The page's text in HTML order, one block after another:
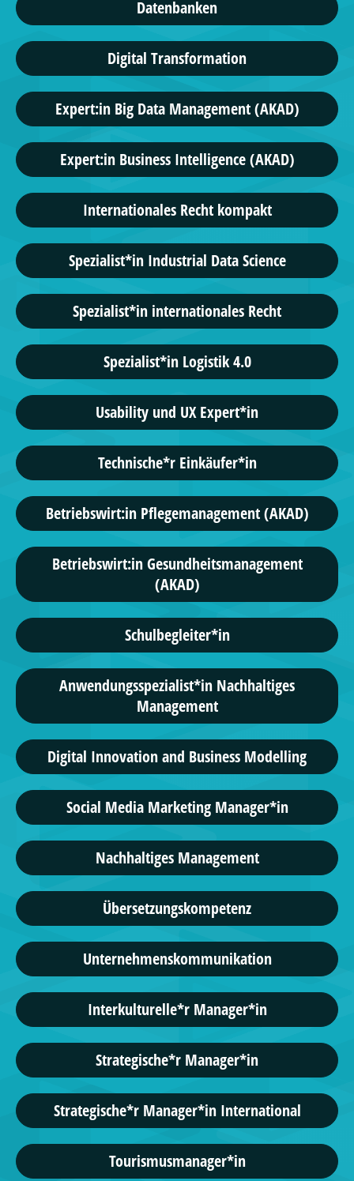
Datenbanken
Digital Transformation
Expert:in Big Data Management (AKAD)
Expert:in Business Intelligence (AKAD)
Internationales Recht kompakt
Spezialist*in Industrial Data Science
Spezialist*in internationales Recht
Spezialist*in Logistik 4.0
Usability und UX Expert*in
Technische*r Einkäufer*in
Betriebswirt:in Pflegemanagement (AKAD)
Betriebswirt:in Gesundheitsmanagement
(AKAD)
Schulbegleiter*in
Anwendungsspezialist*in Nachhaltiges
Management
Digital Innovation and Business Modelling
Social Media Marketing Manager*in
Nachhaltiges Management
Übersetzungskompetenz
Unternehmenskommunikation
Interkulturelle*r Manager*in
Strategische*r Manager*in
Strategische*r Manager*in International
Tourismusmanager*in